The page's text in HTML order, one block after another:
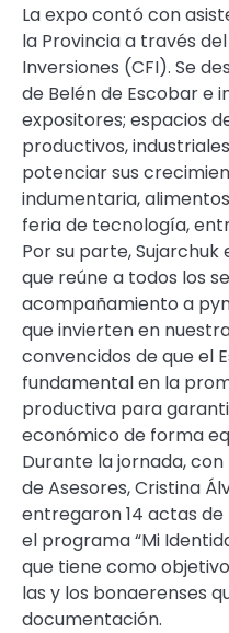
La expo contó con
la Provincia a través
Inversiones (CFI). Se
de Belén de Escobar e
expositores; espacios
productivos,
potenciar sus
indumentaria,
feria de tecnología,
Por su parte, Sujarchuk
que reúne a todos los
acompañamiento a
que invierten en
convencidos de que el
fundamental en la
productiva para
económico de forma
Durante la jornada,
de Asesores, Cristina
entregaron 14 actas
el programa “Mi
que tiene como
las y los bonaerenses
documentación.